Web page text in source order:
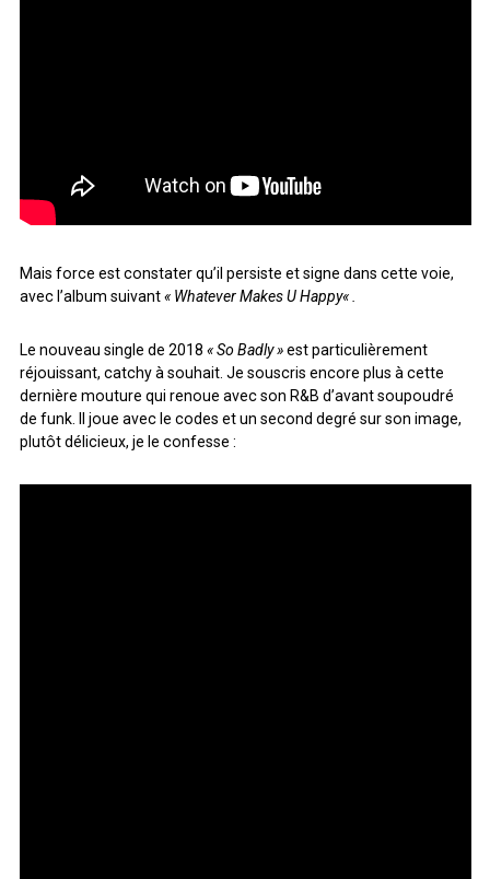
Mais force est constater qu’il persiste et signe dans cette voie,
avec l’album suivant« Whatever Makes U Happy« .
Le nouveau single de 2018 « So Badly »est particulièrement
réjouissant, catchy à souhait. Je souscris encore plus à cette
dernière mouture qui renoue avec son R&B d’avant soupoudré
de funk. Il joue avec le codes et un second degré sur son image,
plutôt délicieux, je le confesse :